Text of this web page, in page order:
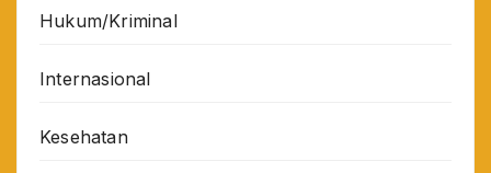
Hukum/Kriminal
Internasional
Kesehatan